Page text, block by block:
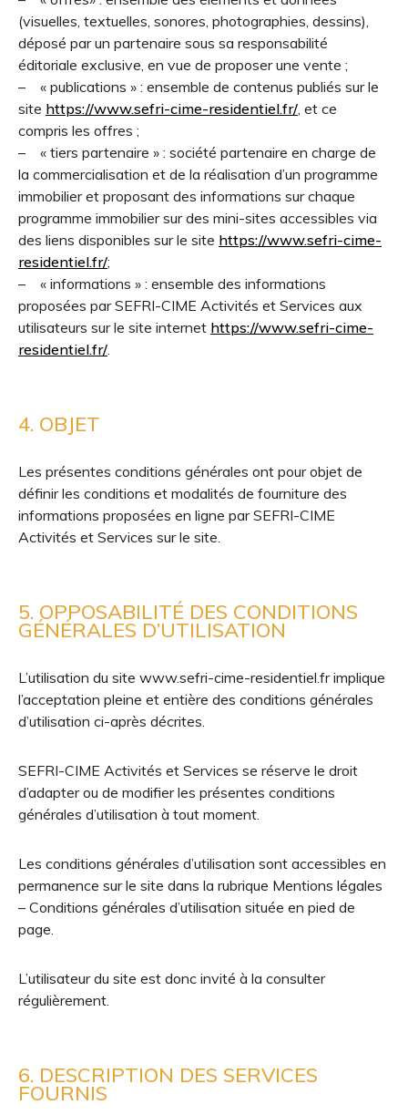
(visuelles, textuelles, sonores, photographies, dessins),
déposé par un partenaire sous sa responsabilité
éditoriale exclusive, en vue de proposer une vente ;
– « publications » : ensemble de contenus publiés sur le
site https://www.sefri-cime-residentiel.fr/, et ce
compris les offres ;
– « tiers partenaire » : société partenaire en charge de
la commercialisation et de la réalisation d’un programme
immobilier et proposant des informations sur chaque
programme immobilier sur des mini-sites accessibles via
des liens disponibles sur le site https://www.sefri-cime-
residentiel.fr/;
– « informations » : ensemble des informations
proposées par SEFRI-CIME Activités et Services aux
utilisateurs sur le site internet https://www.sefri-cime-
residentiel.fr/.
4. OBJET
Les présentes conditions générales ont pour objet de
définir les conditions et modalités de fourniture des
informations proposées en ligne par SEFRI-CIME
Activités et Services sur le site.
5. OPPOSABILITÉ DES CONDITIONS
GÉNÉRALES D’UTILISATION
L’utilisation du site www.sefri-cime-residentiel.fr implique
l’acceptation pleine et entière des conditions générales
d’utilisation ci-après décrites.
SEFRI-CIME Activités et Services se réserve le droit
d’adapter ou de modifier les présentes conditions
générales d’utilisation à tout moment.
Les conditions générales d’utilisation sont accessibles en
permanence sur le site dans la rubrique Mentions légales
– Conditions générales d’utilisation située en pied de
page.
L’utilisateur du site est donc invité à la consulter
régulièrement.
6. DESCRIPTION DES SERVICES
FOURNIS